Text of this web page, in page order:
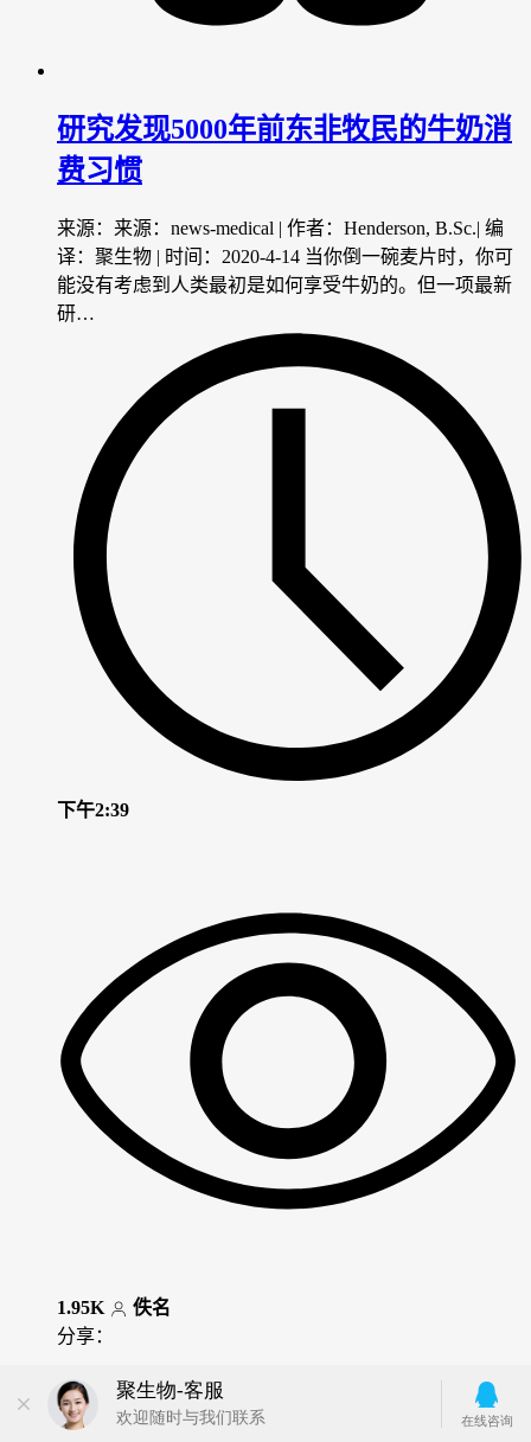
研究发现5000年前东非牧民的牛奶消
费习惯
来源：来源：news-medical | 作者：Henderson, B.Sc.| 编
译：聚生物 | 时间：2020-4-14 当你倒一碗麦片时，你可
能没有考虑到人类最初是如何享受牛奶的。但一项最新
研…
下午2:39
1.95K
佚名
分享：